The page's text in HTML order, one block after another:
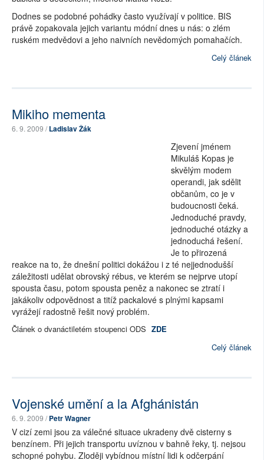
Dodnes se podobné pohádky často využívají v politice. BIS
právě zopakovala jejich variantu módní dnes u nás: o zlém
ruském medvědovi a jeho naivních nevědomých pomahačích.
Celý článek
Mikiho mementa
6. 9. 2009 /Ladislav Žák
Zjevení jménem
Mikuláš Kopas je
skvělým modem
operandi, jak sdělit
občanům, co je v
budoucnosti čeká.
Jednoduché pravdy,
jednoduché otázky a
jednoduchá řešení.
Je to přirozená
reakce na to, že dnešní politici dokážou i z té nejjednodušší
záležitosti udělat obrovský rébus, ve kterém se nejprve utopí
spousta času, potom spousta peněz a nakonec se ztratí i
jakákoliv odpovědnost a titíž packalové s plnými kapsami
vyrážejí radostně řešit nový problém.
Článek o dvanáctiletém stoupenci ODS ZDE
Celý článek
Vojenské umění a la Afghánistán
6. 9. 2009 /Petr Wagner
V cizí zemi jsou za válečné situace ukradeny dvě cisterny s
benzínem. Při jejich transportu uvíznou v bahně řeky, tj. nejsou
schopné pohybu. Zloději vybídnou místní lidi k odčerpání